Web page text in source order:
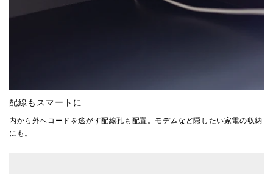
配線もスマートに
内から外へコードを逃がす配線孔も配置。モデムなど隠したい家電の収納
にも。